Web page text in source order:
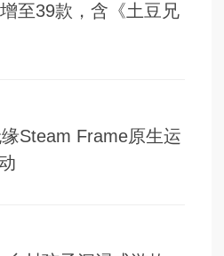
至39款，含《土豆兄
Steam Frame原生运